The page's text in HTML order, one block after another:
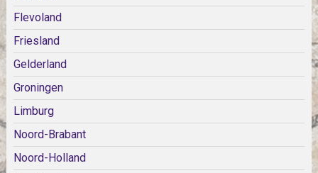
Flevoland
Friesland
Gelderland
Groningen
Limburg
Noord-Brabant
Noord-Holland